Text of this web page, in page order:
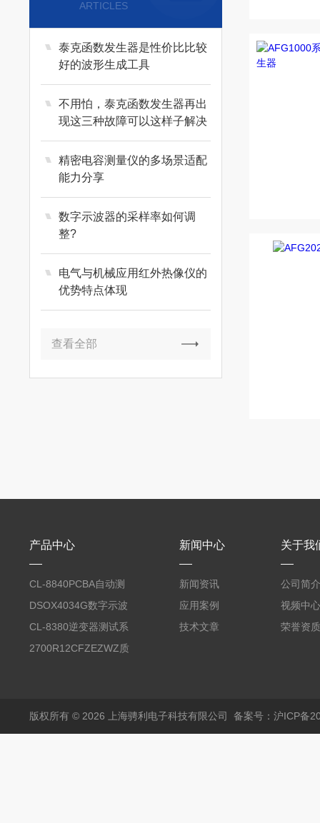
ARTICLES
泰克函数发生器是性价比比较
好的波形生成工具
不用怕，泰克函数发生器再出
现这三种故障可以这样子解决
精密电容测量仪的多场景适配
能力分享
数字示波器的采样率如何调
整?
电气与机械应用红外热像仪的
优势特点体现
查看全部
产品中心
CL-8840PCBA自动测
试台系统
DSOX4034G数字示波
器
CL-8380逆变器测试系
统台
2700R12CFZEZWZ质
新闻中心
新闻资讯
应用案例
技术文章
关于我
公司简介
视频中心
荣誉资质
版权所有 © 2026 上海骋利电子科技有限公司 备案号：沪ICP备